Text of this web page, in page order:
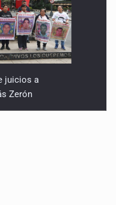
juicios a
Zerón